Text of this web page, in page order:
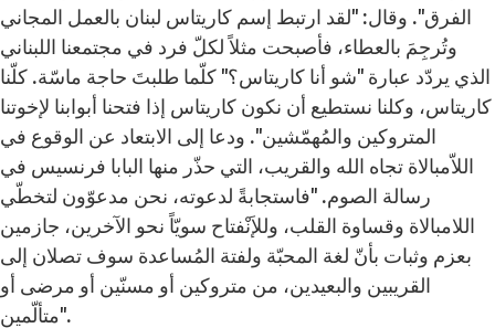
الفرق". وقال: "لقد ارتبط إسم كاريتاس لبنان بالعمل المجاني
وتُرجِمَ بالعطاء، فأصبحت مثلاً لكلّ فرد في مجتمعنا اللبناني
الذي يردّد عبارة "شو أنا كاريتاس؟" كلّما طلبتَ حاجة ماسّة. كلّنا
كاريتاس، وكلنا نستطيع أن نكون كاريتاس إذا فتحنا أبوابنا لإخوتنا
المتروكين والمُهمّشين". ودعا إلى الابتعاد عن الوقوع في
اللاّمبالاة تجاه الله والقريب، التي حذّر منها البابا فرنسيس في
رسالة الصوم. "فاستجابةً لدعوته، نحن مدعوّون لتخطّي
اللامبالاة وقساوة القلب، وللإَنْفتاح سويّاً نحو الآخرين، جازمين
بعزم وثبات بأنّ لغة المحبّة ولفتة المُساعدة سوف تصلان إلى
القريبين والبعيدين، من متروكين أو مسنّين أو مرضى أو
متألّمين".